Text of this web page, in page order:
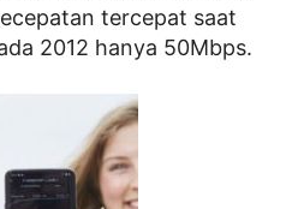
tercepat saat
2012 hanya 50Mbps.